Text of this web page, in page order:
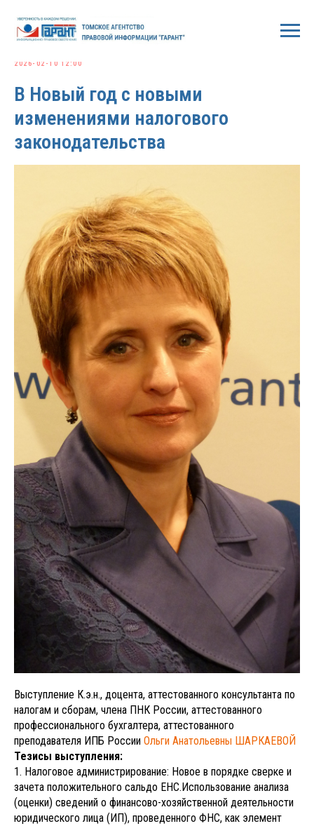
2026-02-10 12:00
В Новый год с новыми
изменениями налогового
законодательства
Выступление К.э.н., доцента, аттестованного консультанта по
налогам и сборам, члена ПНК России, аттестованного
профессионального бухгалтера, аттестованного
преподавателя ИПБ России Ольги Анатольевны ШАРКАЕВОЙ
Тезисы выступления:
1. Налоговое администрирование: Новое в порядке сверке и
зачета положительного сальдо ЕНС.Использование анализа
(оценки) сведений о финансово-хозяйственной деятельности
юридического лица (ИП), проведенного ФНС, как элемент